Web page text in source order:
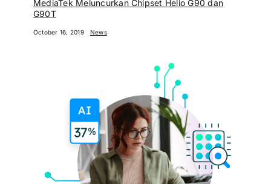
MediaTek Meluncurkan Chipset Helio G90 dan
G90T
October 16, 2019 News